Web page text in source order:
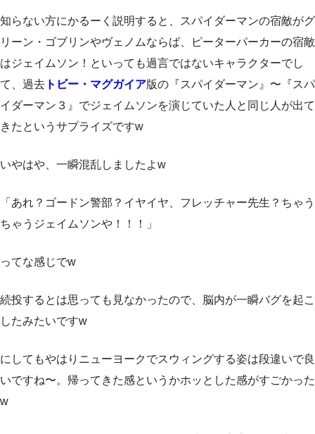
知らない方にかるーく説明すると、スパイダーマンの宿敵がグ
リーン・ゴブリンやヴェノムならば、ピーターパーカーの宿敵
はジェイムソン！といっても過言ではないキャラクターでし
て、過去 トビー・マグガイア版の『スパイダーマン』〜『スパ
イダーマン３』でジェイムソンを演じていた人と同じ人が出て
きたというサプライズですw
いやはや、一瞬混乱しましたよw
「あれ？ゴードン警部？イヤイヤ、フレッチャー先生？ちゃう
ちゃうジェイムソンや！！！」
ってな感じでw
続投するとは思っても見なかったので、脳内が一瞬バグを起こ
したみたいですw
にしてもやはりニューヨークでスウィングする姿は段違いで良
いですね〜。帰ってきた感というかホッとした感がすごかった
w